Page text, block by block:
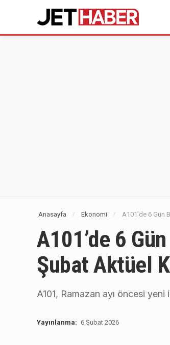
Anasayfa / Ekonomi / A101’de 6 Gün
A101’de 6
Şubat Aktüel
A101, Ramazan ayı öncesi
Yayınlanma: 6 Şubat 2026